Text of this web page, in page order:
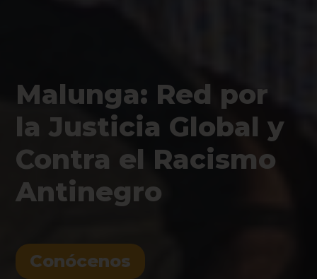
Malunga: Red por
la Justicia Global y
Contra el Racismo
Antinegro
Conócenos